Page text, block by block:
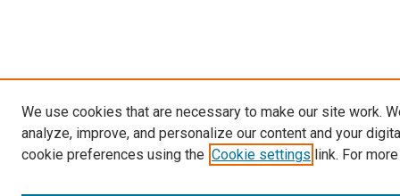
We use cookies that are necessary to make our site work.
analyze, improve, and personalize our content and your
cookie preferences using the Cookie settings link. For